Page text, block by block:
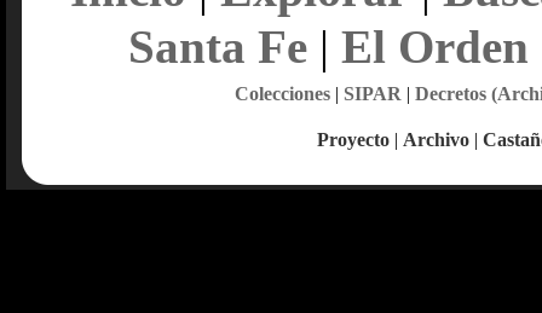
Santa Fe| El Orden
Colecciones| SIPAR | Decretos
Proyecto | Archivo |